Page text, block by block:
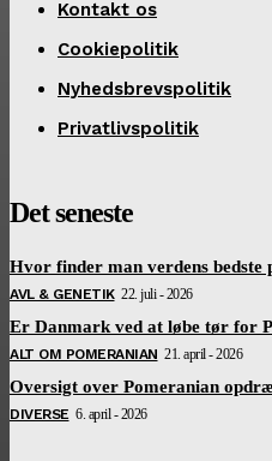
Kontakt os
Cookiepolitik
Nyhedsbrevspolitik
Privatlivspolitik
Det seneste
Hvor finder man verdens bedste
AVL & GENETIK 22. juli - 2026
Er Danmark ved at løbe tør for
ALT OM POMERANIAN 21. april - 2026
Oversigt over Pomeranian
DIVERSE 6. april - 2026